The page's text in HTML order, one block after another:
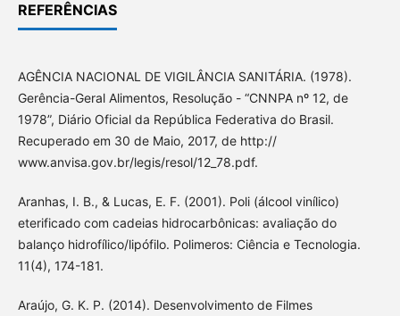
REFERÊNCIAS
AGÊNCIA NACIONAL DE VIGILÂNCIA SANITÁRIA. (1978).
Gerência-Geral Alimentos, Resolução - “CNNPA nº 12, de
1978”, Diário Oficial da República Federativa do Brasil.
Recuperado em 30 de Maio, 2017, de http://
www.anvisa.gov.br/legis/resol/12_78.pdf.
Aranhas, I. B., & Lucas, E. F. (2001). Poli (álcool vinílico)
eterificado com cadeias hidrocarbônicas: avaliação do
balanço hidrofílico/lipófilo. Polimeros: Ciência e Tecnologia.
11(4), 174-181.
Araújo, G. K. P. (2014). Desenvolvimento de Filmes